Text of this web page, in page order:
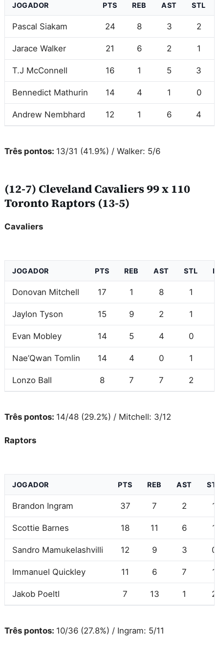
JOGADOR PTS REB AST STL
Pascal Siakam 24 8 3 2
Jarace Walker 21 6 2 1
T.J McConnell 16 1 5 3
Bennedict Mathurin 14 4 1 0
Andrew Nembhard 12 1 6 4
Três pontos: 13/31 (41.9%) / Walker: 5/6
(12-7) Cleveland Cavaliers 99 x 110
Toronto Raptors (13-5)
Cavaliers
JOGADOR PTS REB AST STL
Donovan Mitchell 17 1 8 1
Jaylon Tyson 15 9 2 1
Evan Mobley 14 5 4 0
Nae’Qwan Tomlin 14 4 0 1
Lonzo Ball 8 7 7 2
Três pontos: 14/48 (29.2%) / Mitchell: 3/12
Raptors
JOGADOR PTS REB AST
Brandon Ingram 37 7 2 1
Scottie Barnes 18 11 6 1
Sandro Mamukelashvilli 12 9 3 0
Immanuel Quickley 11 6 7 1
Jakob Poeltl 7 13 1 2
Três pontos: 10/36 (27.8%) / Ingram: 5/11